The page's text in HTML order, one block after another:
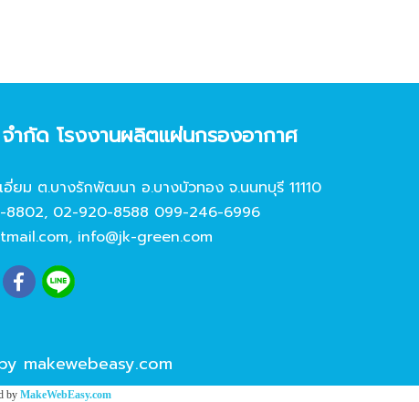
ากัด โรงงานผลิตแผ่นกรองอากาศ
ยม ต.บางรักพัฒนา อ.บางบัวทอง จ.นนทบุรี 11110
8802, 02-920-8588 099-246-6996
, info@jk-green.com
makewebeasy.com
by MakeWebEasy.com